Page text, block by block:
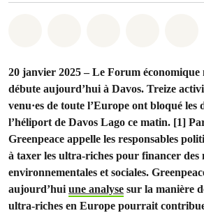
20 janvier 2025 – Le Forum
débute aujourd’hui à Davos. Treize
venu·es de toute l’Europe ont bloqué les
l’héliport de Davos Lago ce matin. [1]
Greenpeace appelle les responsables
à taxer les ultra-riches pour financer des
environnementales et sociales.
aujourd’huiune analyse sur la manière
ultra-riches en Europe pourrait